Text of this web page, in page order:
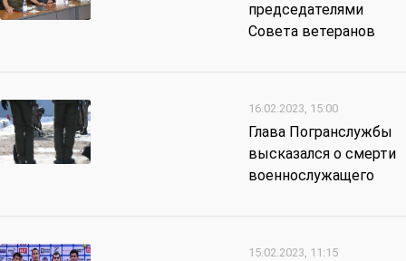
председателями
Совета ветеранов
16.02.2023, 15:00
Глава Погранслужбы
высказался о смерти
военнослужащего
15.02.2023, 11:15